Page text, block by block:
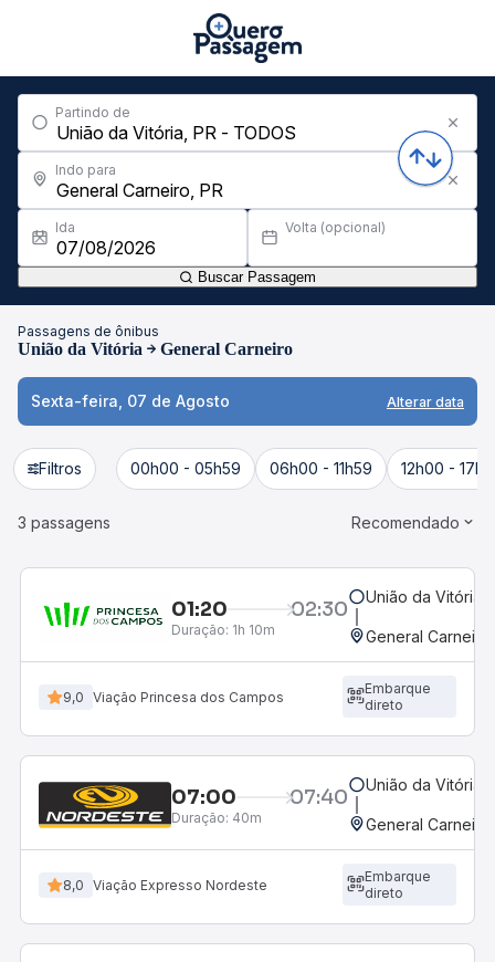
Partindo de
Indo para
Ida Volta (opcional)
Buscar Passagem
Passagens de ônibus
União da Vitória General Carneiro
Sexta-feira, 07 de Agosto Alterar data
Filtros 00h00 - 05h59 06h00 - 11h59 12h00 -
3 passagens Recomendado
01:20 02:30
Duração: 1h 10m
União da Vitória,
General
9,0 Viação Princesa dos Campos
Embarque
direto
07:00 07:40
Duração: 40m
União da Vitória,
General
8,0 Viação Expresso Nordeste
Embarque
direto